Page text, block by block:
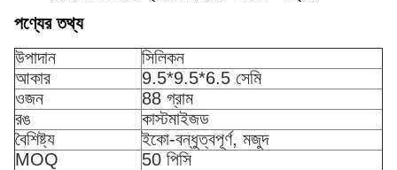
পণ্যের তথ্য
উপাদান
সিলিকন
আকার
9.5*9.5*6.5 সেমি
ওজন
88 গ্রাম
রঙ
কাস্টমাইজড
বৈশিষ্ট্য
ইকো-বন্ধুত্বপূর্ণ, মজুদ
MOQ
50 পিসি